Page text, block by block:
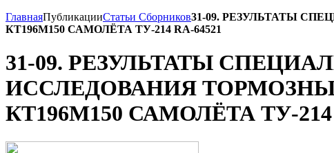
ГлавнаяПубликацииСтатьи Сборников31-09. РЕЗУЛЬТАТЫ
КТ196М150 САМОЛЁТА ТУ-214 RA-64521
31-09. РЕЗУЛЬТАТЫ
ИССЛЕДОВАНИЯ
КТ196М150 САМОЛЁТА ТУ-214